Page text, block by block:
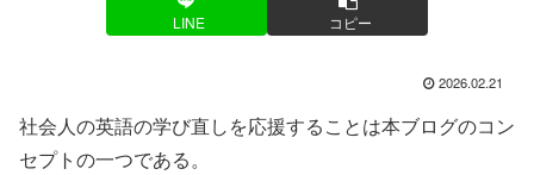
LINE コピー
2026.02.21
社会人の英語の学び直しを応援することは本ブログのコン
セプトの一つである。